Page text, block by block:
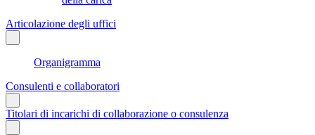
Articolazione degli uffici
Organigramma
Consulenti e collaboratori
Titolari di incarichi di collaborazione o consulenza